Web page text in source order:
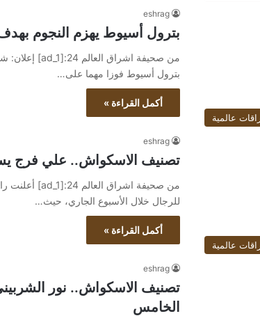
eshrag
بترول أسيوط يهزم النجوم
بترول أسيوط فوزا مهما على…
أكمل القراءة »
عالمية
eshrag
تصنيف الاسكواش.. علي فرج
للرجال خلال الأسبوع الجاري، حيث…
أكمل القراءة »
عالمية
eshrag
تصنيف الاسكواش.. نور
الخامس